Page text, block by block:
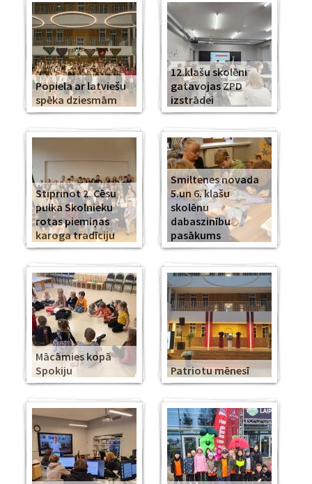
Popiela ar latviešu
spēka dziesmām
12.klašu skolēni
gatavojas ZPD
izstrādei
Stiprinot 2. Cēsu
pulka Skolnieku
rotas piemiņas
karoga tradīciju
Smiltenes novada
5.un 6. klašu
skolēnu
dabaszinību
pasākums
Mācāmies kopā
Spokiju
Patriotu mēnesī